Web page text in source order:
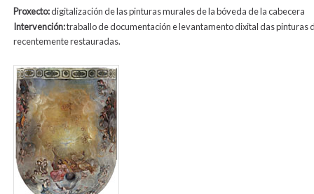
Proxecto:digitalización de las pinturas murales de la bóveda de la cabecera
Intervención:traballo de documentación e levantamento dixital das pinturas
recentemente restauradas.
digit_san_benito_1.jpg